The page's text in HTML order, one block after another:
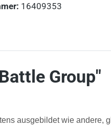
16409353
Group"
ausgebildet wie andere,